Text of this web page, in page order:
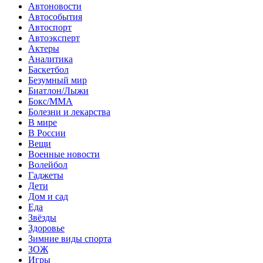
Автоновости
Автособытия
Автоспорт
Автоэксперт
Актеры
Аналитика
Баскетбол
Безумный мир
Биатлон/Лыжи
Бокс/MMA
Болезни и лекарства
В мире
В России
Вещи
Военные новости
Волейбол
Гаджеты
Дети
Дом и сад
Еда
Звёзды
Здоровье
Зимние виды спорта
ЗОЖ
Игры